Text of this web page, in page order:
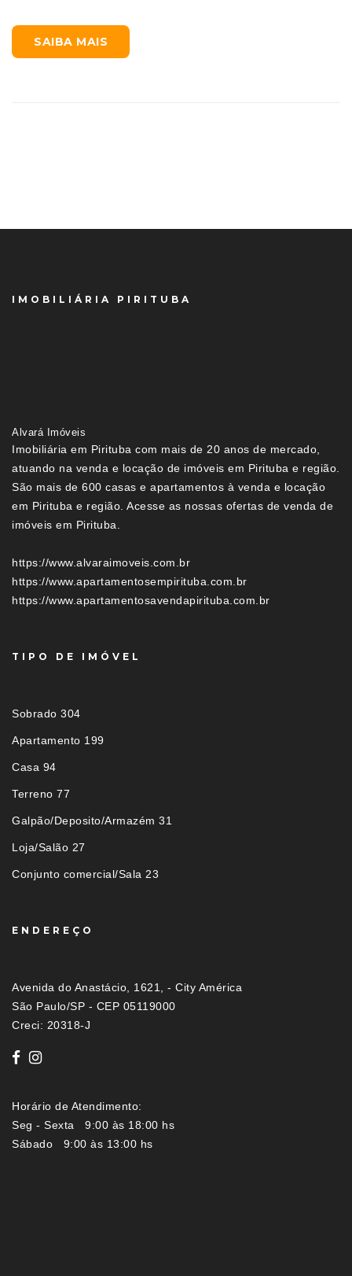
SAIBA MAIS
IMOBILIÁRIA PIRITUBA
Alvará Imóveis
Imobiliária em Pirituba com mais de 20 anos de mercado,
atuando na venda e locação de imóveis em Pirituba e região.
São mais de 600 casas e apartamentos à venda e locação
em Pirituba e região. Acesse as nossas ofertas de venda de
imóveis em Pirituba.
https://www.alvaraimoveis.com.br
https://www.apartamentosempirituba.com.br
https://www.apartamentosavendapirituba.com.br
TIPO DE IMÓVEL
Sobrado 304
Apartamento 199
Casa 94
Terreno 77
Galpão/Deposito/Armazém 31
Loja/Salão 27
Conjunto comercial/Sala 23
ENDEREÇO
Avenida do Anastácio, 1621, - City América
São Paulo/SP - CEP 05119000
Creci: 20318-J
Horário de Atendimento:
Seg - Sexta 9:00 às 18:00 hs
Sábado 9:00 às 13:00 hs